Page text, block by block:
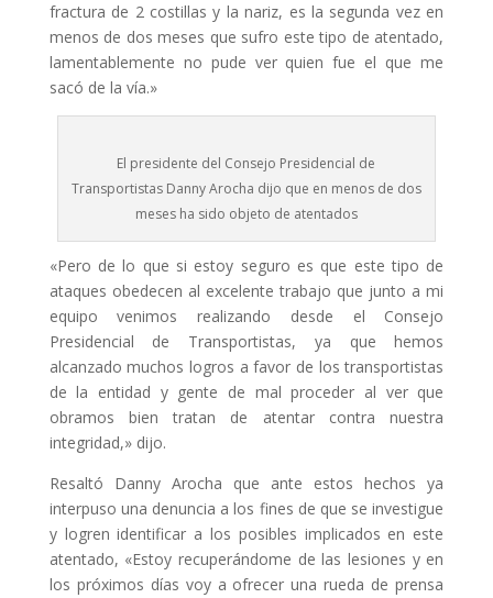
fractura de 2 costillas y la nariz, es la segunda vez en
menos de dos meses que sufro este tipo de atentado,
lamentablemente no pude ver quien fue el que me
sacó de la vía.»
El presidente del Consejo Presidencial de
Transportistas Danny Arocha dijo que en menos de dos
meses ha sido objeto de atentados
«Pero de lo que si estoy seguro es que este tipo de
ataques obedecen al excelente trabajo que junto a mi
equipo venimos realizando desde el Consejo
Presidencial de Transportistas, ya que hemos
alcanzado muchos logros a favor de los transportistas
de la entidad y gente de mal proceder al ver que
obramos bien tratan de atentar contra nuestra
integridad,» dijo.
Resaltó Danny Arocha que ante estos hechos ya
interpuso una denuncia a los fines de que se investigue
y logren identificar a los posibles implicados en este
atentado, «Estoy recuperándome de las lesiones y en
los próximos días voy a ofrecer una rueda de prensa